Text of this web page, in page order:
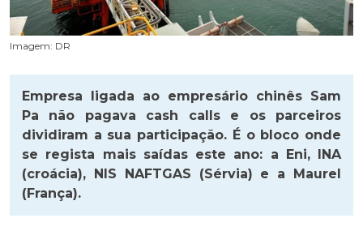
Imagem: DR
Empresa ligada ao empresário chinês Sam
Pa não pagava cash calls e os parceiros
dividiram a sua participação. É o bloco onde
se regista mais saídas este ano: a Eni, INA
(croácia), NIS NAFTGAS (Sérvia) e a Maurel
(França).